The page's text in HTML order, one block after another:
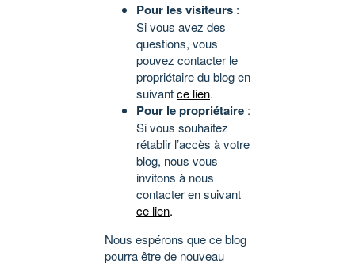
Pour les visiteurs :
Si vous avez des
questions, vous
pouvez contacter le
propriétaire du blog en
suivantce lien.
Pour le propriétaire :
Si vous souhaitez
rétablir l’accès à votre
blog, nous vous
invitons à nous
contacter en suivant
ce lien.
Nous espérons que ce blog
pourra être de nouveau